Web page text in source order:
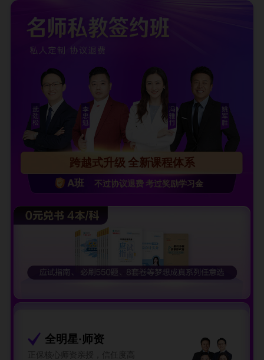
跨越式升级 全新课程体系
A班 不过协议退费 考过奖励学习金
全明星·师资
正保核心师资亲授，信任度高